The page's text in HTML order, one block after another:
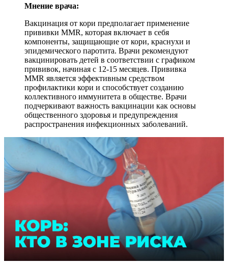
Мнение врача:
Вакцинация от кори предполагает применение
прививки MMR, которая включает в себя
компоненты, защищающие от кори, краснухи и
эпидемического паротита. Врачи рекомендуют
вакцинировать детей в соответствии с графиком
прививок, начиная с 12-15 месяцев. Прививка
MMR является эффективным средством
профилактики кори и способствует созданию
коллективного иммунитета в обществе. Врачи
подчеркивают важность вакцинации как основы
общественного здоровья и предупреждения
распространения инфекционных заболеваний.